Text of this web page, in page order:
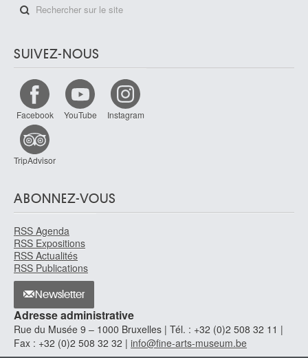
SUIVEZ-NOUS
Facebook YouTube Instagram
TripAdvisor
ABONNEZ-VOUS
RSS Agenda
RSS Expositions
RSS Actualités
RSS Publications
Newsletter
Adresse administrative
Rue du Musée 9 – 1000 Bruxelles | Tél. : +32 (0)2 508 32 11 |
Fax : +32 (0)2 508 32 32 | info@fine-arts-museum.be